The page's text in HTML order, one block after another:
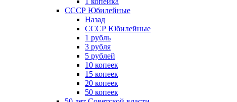
СССР Юбилейные
Назад
СССР Юбилейные
1 рубль
3 рубля
5 рублей
10 копеек
15 копеек
20 копеек
50 копеек